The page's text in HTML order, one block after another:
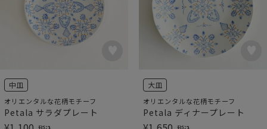
中皿
オリエンタルな花柄モチーフ
Petala サラダプレート
大皿
オリエンタルな花柄モチーフ
Petala ディナープレート